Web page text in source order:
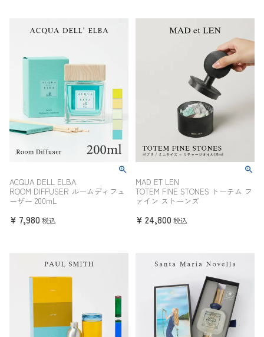
ACQUA DELL ELBA
ROOM DIFFUSER ルームディフュ
ーザー 200mL
¥ 7,980 税込
MAD ET LEN
TOTEM FINE STONES トーテム フ
ァイン ストーンズ
¥ 24,800 税込